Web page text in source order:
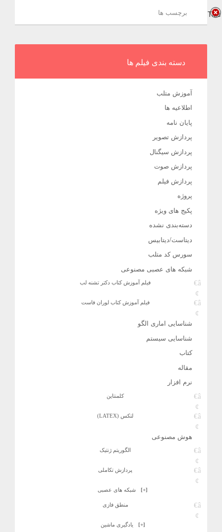
برچسب ها
دسته بندی فیلم ها
آموزش متلب
اطلاعیه ها
پایان نامه
پردازش تصویر
پردازش سیگنال
پردازش صوت
پردازش فیلم
پروژه
پکیج های ویژه
دسته‌بندی نشده
دیتاست/دیتابیس
سورس کد متلب
شبکه های عصبی مصنوعی
فیلم آموزش کتاب دکتر تشنه لب
فیلم آموزش کتاب لوران فاست
شناسایی اماری الگو
شناسایی سیستم
کتاب
مقاله
نرم افزار
کلمنتاین
لتکس (LATEX)
هوش مصنوعی
الگوریتم ژنتیک
پردازش تکاملی
[+] شبکه های عصبی
منطق فازی
[+] یادگیری ماشین
Title